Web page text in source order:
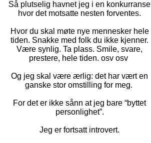
Så plutselig havnet jeg i en konkurranse
hvor det motsatte nesten forventes.
Hvor du skal møte nye mennesker hele
tiden. Snakke med folk du ikke kjenner.
Være synlig. Ta plass. Smile, svare,
prestere, hele tiden. osv osv
Og jeg skal være ærlig: det har vært en
ganske stor omstilling for meg.
For det er ikke sånn at jeg bare “byttet
personlighet”.
Jeg er fortsatt introvert.